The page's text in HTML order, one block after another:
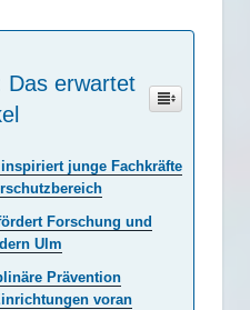
Das erwartet
junge Fachkräfte
Forschung und
Ulm
Prävention
voran